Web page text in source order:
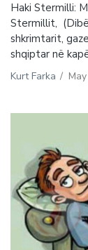
Haki Stermilli:
Stermillit,
shkrimtarit,
shqiptar në
Kurt Farka /